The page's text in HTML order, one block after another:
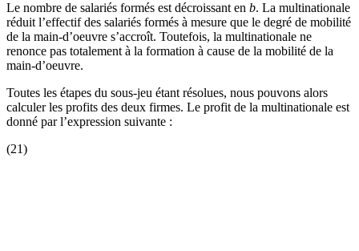
Le nombre de salariés formés est décroissant en b. La multinationale
réduit l’effectif des salariés formés à mesure que le degré de mobilité
de la main-d’oeuvre s’accroît. Toutefois, la multinationale ne
renonce pas totalement à la formation à cause de la mobilité de la
main-d’oeuvre.
Toutes les étapes du sous-jeu étant résolues, nous pouvons alors
calculer les profits des deux firmes. Le profit de la multinationale est
donné par l’expression suivante :
(21)